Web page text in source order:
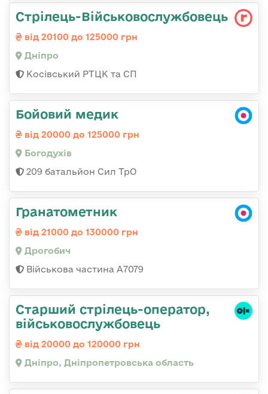
Стрілець-Військовослужбовець
від 20100 до 125000 грн
Дніпро
Косівський РТЦК та СП
Бойовий медик
від 20000 до 125000 грн
Богодухів
209 батальйон Сил ТрО
Гранатометник
від 21000 до 130000 грн
Дрогобич
Військова частина А7079
Старший стрілець-оператор,
військовослужбовець
від 20000 до 120000 грн
Дніпро, Дніпропетровська область